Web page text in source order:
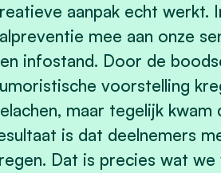
aanpak echt werkt.
mee aan onze
infostand. Door de
voorstelling
maar tegelijk
is dat deelnemers
Dat is precies wat